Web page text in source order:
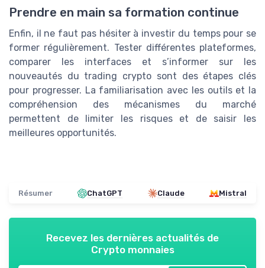
Prendre en main sa formation continue
Enfin, il ne faut pas hésiter à investir du temps pour se
former régulièrement. Tester différentes plateformes,
comparer les interfaces et s’informer sur les
nouveautés du trading crypto sont des étapes clés
pour progresser. La familiarisation avec les outils et la
compréhension des mécanismes du marché
permettent de limiter les risques et de saisir les
meilleures opportunités.
Résumer ChatGPT Claude Mistral
Recevez les dernières actualités de
Crypto monnaies